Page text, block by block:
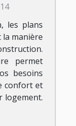
les plans
manière
permet
besoins
confort et
logement.